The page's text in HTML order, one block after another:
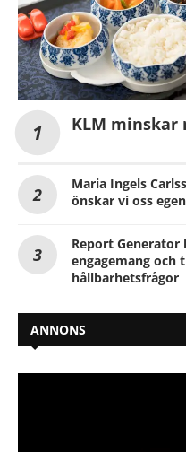
KLM minskar
Maria Ingels
önskar vi oss
Report
engagemang och
hållbarhetsfrågor
ANNONS